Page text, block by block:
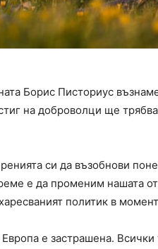
Борис Писториус
на доброволци ще
си да възобнови
е да променим нашата
политик в
е застрашена.